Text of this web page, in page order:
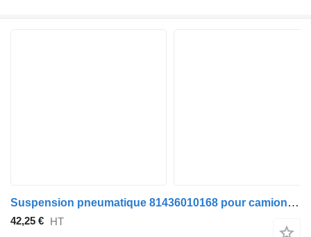
Suspension pneumatique 81436010168 pour camion MAN TGL
42,25 € HT